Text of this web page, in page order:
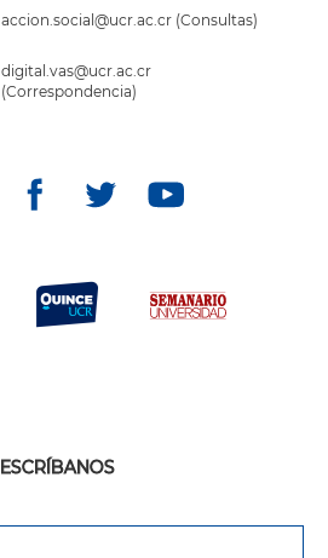
accion.social@ucr.ac.cr (Consultas)
digital.vas@ucr.ac.cr
(Correspondencia)
ESCRÍBANOS